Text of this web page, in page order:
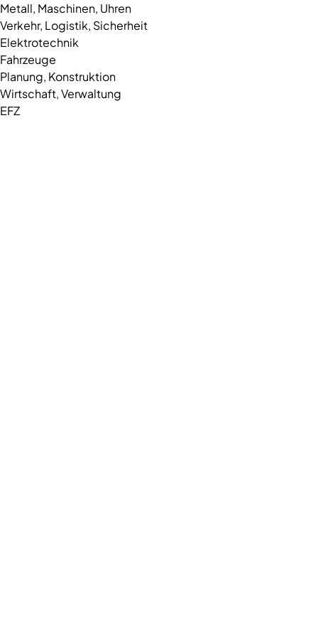
Metall, Maschinen, Uhren
Verkehr, Logistik, Sicherheit
Elektrotechnik
Fahrzeuge
Planung, Konstruktion
Wirtschaft, Verwaltung
EFZ